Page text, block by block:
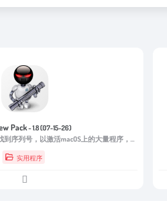
Pack- 1.8 (07-15-26)
在这个密钥集合中，您可以找到序列号，以激活macOS上的大量程序，以及这些程序的不同版本。
实用程序